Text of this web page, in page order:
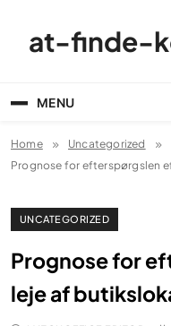
contentat-finde-
MENU
Home
Uncategorized
Prognose for efterspørgslen
UNCATEGORIZED
Prognose for
leje af